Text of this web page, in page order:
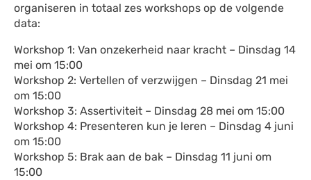
organiseren in totaal zes workshops op de volgende
data:
Workshop 1: Van onzekerheid naar kracht – Dinsdag 14
mei om 15:00
Workshop 2: Vertellen of verzwijgen – Dinsdag 21 mei
om 15:00
Workshop 3: Assertiviteit – Dinsdag 28 mei om 15:00
Workshop 4: Presenteren kun je leren – Dinsdag 4 juni
om 15:00
Workshop 5: Brak aan de bak – Dinsdag 11 juni om
15:00